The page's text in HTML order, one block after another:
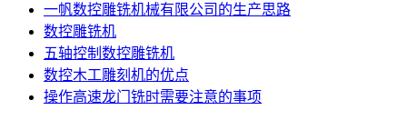
一帆数控雕铣机械有限公司的生产思路
数控雕铣机
五轴控制数控雕铣机
数控木工雕刻机的优点
操作高速龙门铣时需要注意的事项